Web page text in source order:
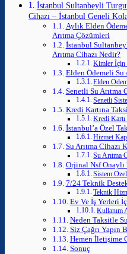
İstanbul Sultanbeyli
Cihazı – İstanbul Geneli
Aylık Elden
Arıtma Çözümleri
İstanbul
Arıtma Cihazı Nedir?
Kimler İçin
Elden Ödemeli Su
Elden
Senetli Su Arıtma
Senetli
Kredi Kartına
Kredi Kartı
İstanbul’a Özel
Hizmet
Su Arıtma Cihazı
Su Arıtma
Orjinal Nsf Onaylı
Sistem
7/24 Teknik
Teknik
Ev Ve İş Yerleri
Kullanım
Neden Taksitle
Siz Çağrı Yapın
Hemen İletişime
Sonuç